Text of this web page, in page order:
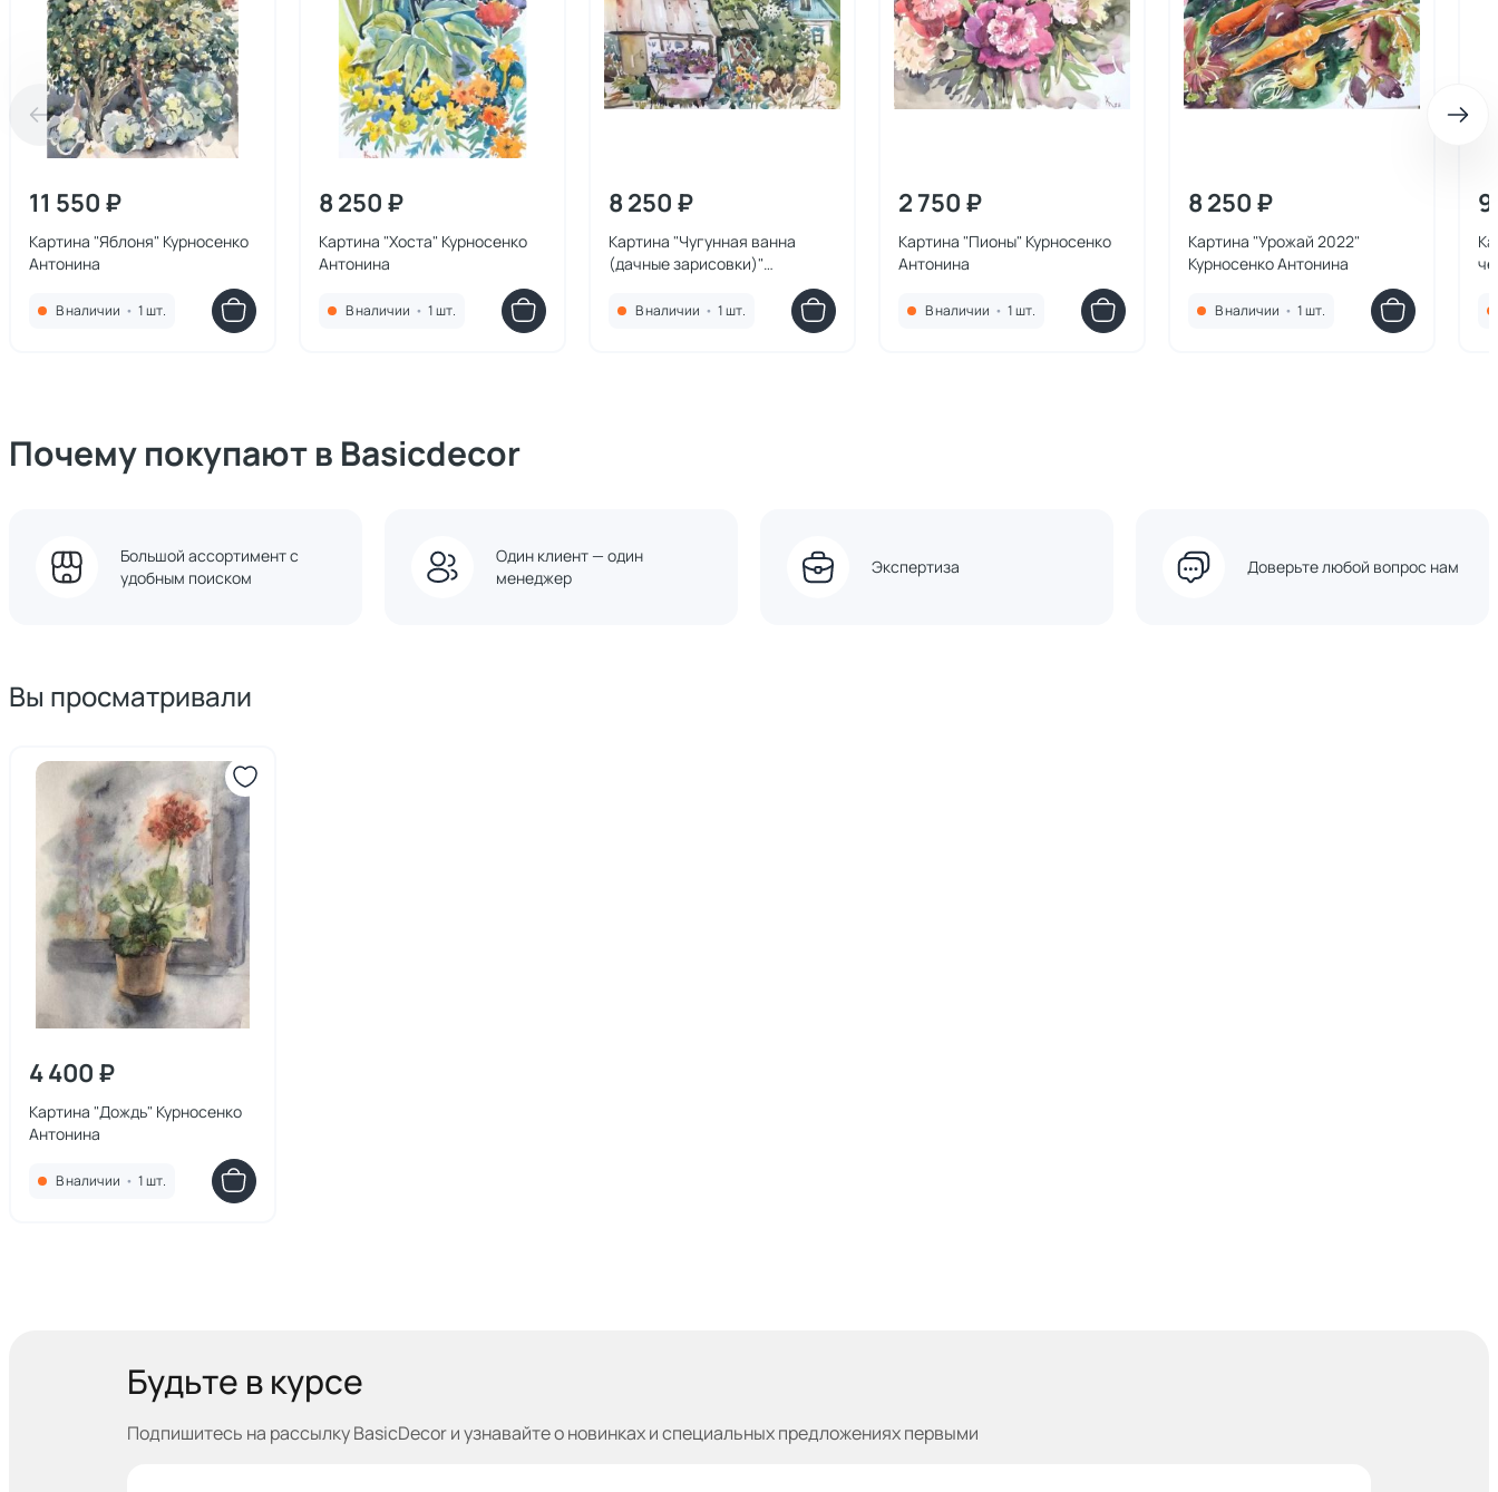
11 550 ₽
Картина "Яблоня" Курносенко
Антонина
В наличии • 1 шт.
8 250 ₽
Картина "Хоста" Курносенко
Антонина
В наличии • 1 шт.
8 250 ₽
Картина "Чугунная ванна
(дачные зарисовки)"
В наличии • 1 шт.
2 750 ₽
Картина "Пионы" Курносенко
Антонина
В наличии • 1 шт.
8 250 ₽
Картина "Урожай 2022"
Курносенко Антонина
В наличии • 1 шт.
Почему покупают в Basicdecor
Большой ассортимент с
удобным поиском
Один клиент — один
менеджер
Экспертиза Доверьте любой вопрос нам
Вы просматривали
4 400 ₽
Картина "Дождь" Курносенко
Антонина
В наличии • 1 шт.
Будьте в курсе
Подпишитесь на рассылку BasicDecor и узнавайтео новинках и специальных предложениях первыми